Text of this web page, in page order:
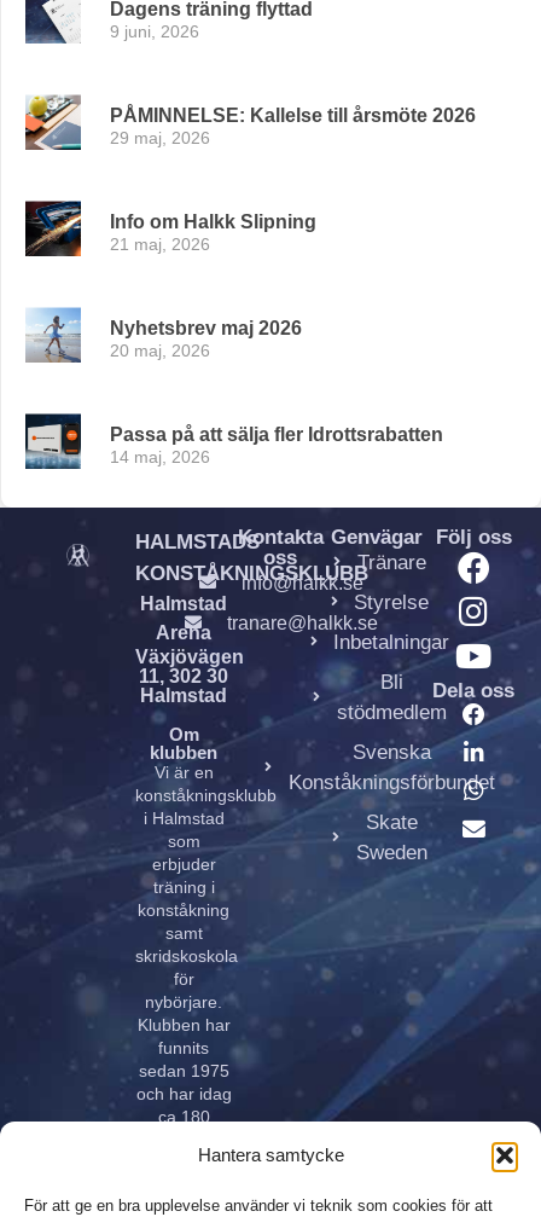
Hantera samtycke
För att ge en bra upplevelse använder vi teknik som cookies för att
Dagens träning flyttad
9 juni, 2026
PÅMINNELSE: Kallelse till årsmöte 2026
29 maj, 2026
Info om Halkk Slipning
21 maj, 2026
Nyhetsbrev maj 2026
20 maj, 2026
Passa på att sälja fler Idrottsrabatten
14 maj, 2026
HALMSTADS
KONSTÅKNINGSKLUBB
Halmstad
Arena
Växjövägen
11, 302 30
Halmstad
Om
klubben
Vi är en
konståkningsklubb
i Halmstad
som
erbjuder
träning i
konståkning
samt
skridskoskola
för
nybörjare.
Klubben har
funnits
sedan 1975
och har idag
ca 180
i alla åldrar.
innehar
Kontakta
oss
info@halkk.se
tranare@halkk.se
Genvägar
Tränare
Styrelse
Inbetalningar
Bli
stödmedlem
Svenska
Konståkningsförbundet
Skate
Sweden
Följ oss
Dela oss